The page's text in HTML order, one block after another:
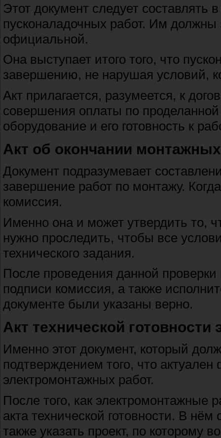
Этот документ следует составлять
пусконаладочных работ. Им должны
официальной.
Она выступает итого того, что
завершению, не нарушая условий,
Акт прилагается, разумеется, к
совершения оплаты по проделанной
оборудование и его готовность к
Акт об окончании
Документ подразумевает
завершение работ по монтажу.
комиссия.
Именно она и может утвердить то,
нужно проследить, чтобы все
технического задания.
После проведения данной
подписи комиссия, а также
документе были указаны верно.
Акт технической
Именно этот документ, который
подтверждением того, что актуален
электромонтажных работ.
После того, как электромонтажные
акта технической готовности. В
также указать проект, по которому